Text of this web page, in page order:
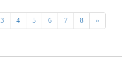
3 4 5 6 7 8 »